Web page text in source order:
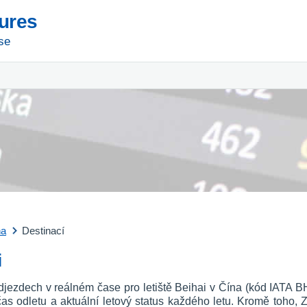
Destinací
v reálném čase pro letiště Beihai v Čína (kód IATA
odletu a aktuální letový status každého letu. Kromě toho,